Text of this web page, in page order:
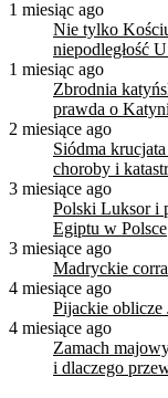
1 miesiąc ago
Nie tylko
niepodległość
1 miesiąc ago
Zbrodnia
prawda o
2 miesiące ago
Siódma
choroby i
3 miesiące ago
Polski Luksor i
Egiptu w Polsce
3 miesiące ago
Madryckie
4 miesiące ago
Pijackie oblicze
4 miesiące ago
Zamach
i dlaczego